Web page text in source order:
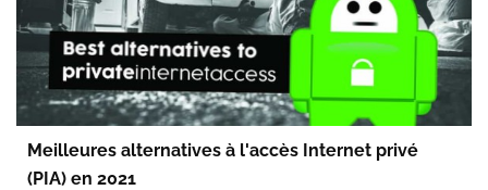
Meilleures alternatives à l'accès Internet privé
(PIA) en 2021